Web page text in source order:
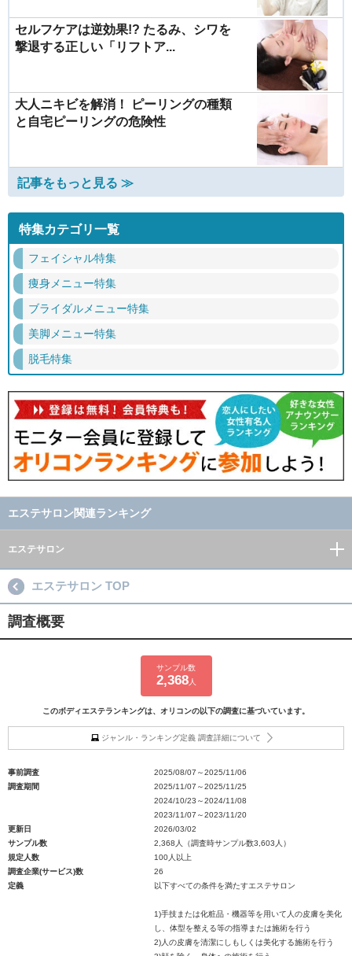
セルフケアは逆効果!? たるみ、シワを
撃退する正しい「リフトア...
大人ニキビを解消！ ピーリングの種類
と自宅ピーリングの危険性
記事をもっと見る ≫
特集カテゴリ一覧
フェイシャル特集
痩身メニュー特集
ブライダルメニュー特集
美脚メニュー特集
脱毛特集
エステサロン関連ランキング
エステサロン
エステサロン TOP
調査概要
サンプル数
2,368人
このボディエステランキングは、オリコンの以下の調査に基づいています。
ジャンル・ランキング定義 調査詳細について
事前調査
2025/08/07～2025/11/06
調査期間
2025/11/07～2025/11/25
2024/10/23～2024/11/08
2023/11/07～2023/11/20
更新日
2026/03/02
サンプル数
2,368人（調査時サンプル数3,603人）
規定人数
100人以上
調査企業(サービス)数
26
定義
以下すべての条件を満たすエステサロン
1)手技または化粧品・機器等を用いて人の皮膚を美化
し、体型を整える等の指導または施術を行う
2)人の皮膚を清潔にしもしくは美化する施術を行う